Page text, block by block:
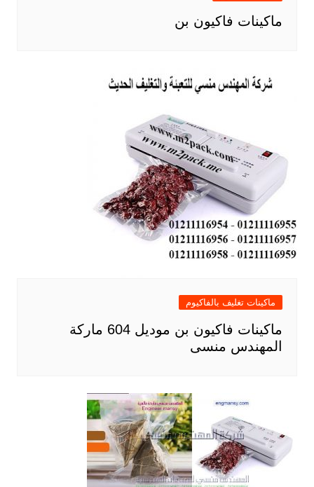
ماكينات فاكيون بن
ماكينات تغليف بالفاكيوم
ماكينات فاكيون بن موديل 604 ماركة
المهندس منسى